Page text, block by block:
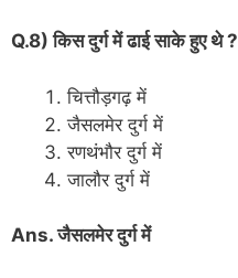
Q.8) किस दुर्ग में ढाई साके हुए थे ?
चित्तौड़गढ़ में
जैसलमेर दुर्ग में
रणथंभौर दुर्ग में
जालौर दुर्ग में
Ans. जैसलमेर दुर्ग में